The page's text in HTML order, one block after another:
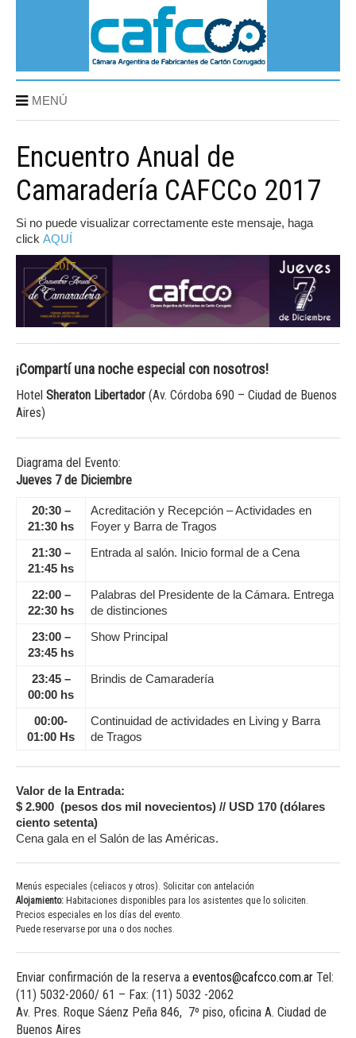
MENÚ
Encuentro Anual de
Camaradería CAFCCo 2017
Si no puede visualizar correctamente este mensaje, haga
click AQUÍ
¡Compartí una noche especial con nosotros!
Hotel Sheraton Libertador (Av. Córdoba 690 – Ciudad de Buenos
Aires)
Diagrama del Evento:
Jueves 7 de Diciembre
20:30 –
21:30 hs
Acreditación y Recepción – Actividades en
Foyer y Barra de Tragos
21:30 –
21:45 hs
Entrada al salón. Inicio formal de a Cena
22:00 –
22:30 hs
Palabras del Presidente de la Cámara. Entrega
de distinciones
23:00 –
23:45 hs
Show Principal
23:45 –
00:00 hs
Brindis de Camaradería
00:00-
01:00 Hs
Continuidad de actividades en Living y Barra
de Tragos
Valor de la Entrada:
$ 2.900 (pesos dos mil novecientos) // USD 170 (dólares
ciento setenta)
Cena gala en el Salón de las Américas.
Menús especiales (celiacos y otros). Solicitar con antelación
Alojamiento: Habitaciones disponibles para los asistentes que lo soliciten.
Precios especiales en los días del evento.
Puede reservarse por una o dos noches.
Enviar confirmación de la reserva a eventos@cafcco.com.ar Tel:
(11) 5032-2060/ 61 – Fax: (11) 5032 -2062
Av. Pres. Roque Sáenz Peña 846, 7º piso, oficina A. Ciudad de
Buenos Aires